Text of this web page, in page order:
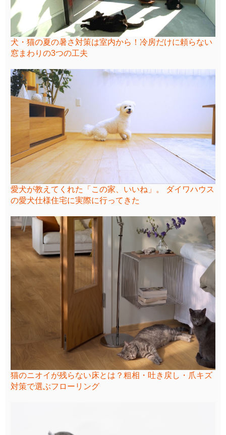
犬・猫の夏の暑さ対策は室内から！冷房だけに頼らない
窓まわりの3つの工夫
愛犬が教えてくれた「この家、いいね」。 ダイワハウス
の愛犬仕様住宅に実際に行ってきた
猫のニオイが残らない床とは？粗相・吐き戻し・爪キズ
対策で選ぶフローリング